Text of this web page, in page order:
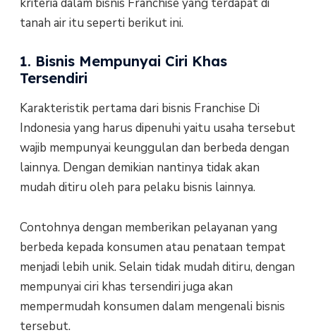
tanah air itu seperti berikut ini.
1. Bisnis Mempunyai Ciri Khas
Tersendiri
Karakteristik pertama dari bisnis Franchise Di
Indonesia yang harus dipenuhi yaitu usaha tersebut
wajib mempunyai keunggulan dan berbeda dengan
lainnya. Dengan demikian nantinya tidak akan
mudah ditiru oleh para pelaku bisnis lainnya.
Contohnya dengan memberikan pelayanan yang
berbeda kepada konsumen atau penataan tempat
menjadi lebih unik. Selain tidak mudah ditiru, dengan
mempunyai ciri khas tersendiri juga akan
mempermudah konsumen dalam mengenali bisnis
tersebut.